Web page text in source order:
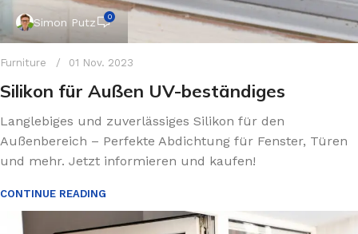
Simon Putz 0
Furniture 01 Nov. 2023
Silikon für Außen UV-beständiges
Langlebiges und zuverlässiges Silikon für den
Außenbereich – Perfekte Abdichtung für Fenster, Türen
und mehr. Jetzt informieren und kaufen!
CONTINUE READING